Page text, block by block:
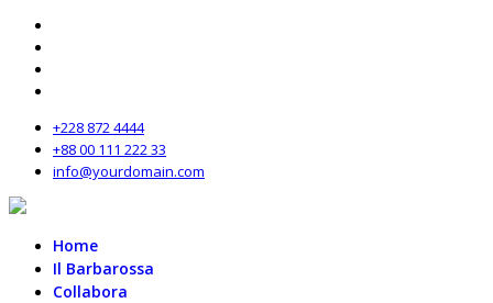
+228 872 4444
+88 00 111 222 33
info@yourdomain.com
Home
Il Barbarossa
Collabora